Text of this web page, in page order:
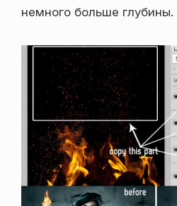
немного больше глубины.